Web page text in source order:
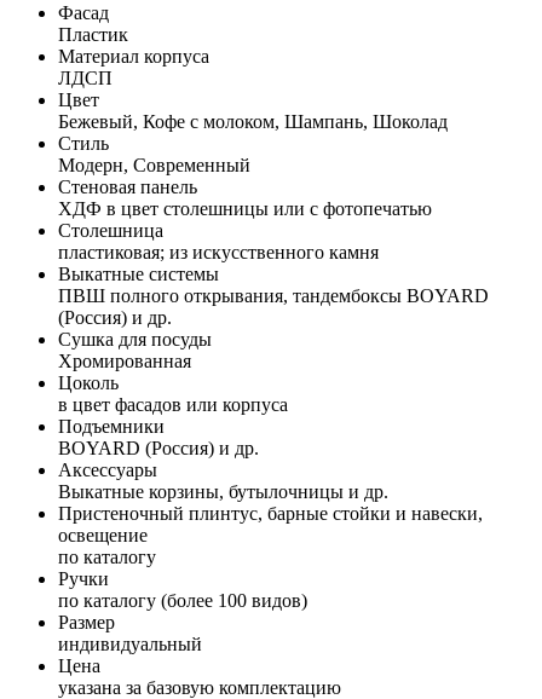
Фасад
Пластик
Материал корпуса
ЛДСП
Цвет
Бежевый, Кофе с молоком, Шампань, Шоколад
Стиль
Модерн, Современный
Стеновая панель
ХДФ в цвет столешницы или с фотопечатью
Столешница
пластиковая; из искусственного камня
Выкатные системы
ПВШ полного открывания, тандембоксы BOYARD
(Россия) и др.
Сушка для посуды
Хромированная
Цоколь
в цвет фасадов или корпуса
Подъемники
BOYARD (Россия) и др.
Аксессуары
Выкатные корзины, бутылочницы и др.
Пристеночный плинтус, барные стойки и навески,
освещение
по каталогу
Ручки
по каталогу (более 100 видов)
Размер
индивидуальный
Цена
указана за базовую комплектацию